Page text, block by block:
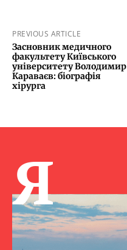
PREVIOUS ARTICLE
Засновник медичного
факультету Київського
університету Володимир
Караваєв: біографія
хірурга
Я